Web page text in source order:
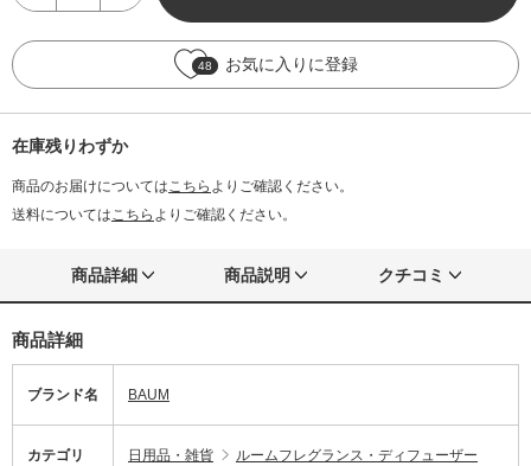
48 お気に入りに登録
在庫残りわずか
商品のお届けについてはこちら よりご確認ください。
送料についてはこちら よりご確認ください。
商品詳細 商品説明 クチコミ
商品詳細
ブランド名 BAUM
カテゴリ 日用品・雑貨 ルームフレグランス・ディフューザー